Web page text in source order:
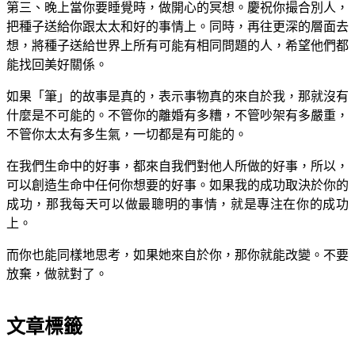
第三、晚上當你要睡覺時，做開心的冥想。慶祝你撮合別人，
把種子送給你跟太太和好的事情上。同時，再往更深的層面去
想，將種子送給世界上所有可能有相同問題的人，希望他們都
能找回美好關係。
如果「筆」的故事是真的，表示事物真的來自於我，那就沒有
什麼是不可能的。不管你的離婚有多糟，不管吵架有多嚴重，
不管你太太有多生氣，一切都是有可能的。
在我們生命中的好事，都來自我們對他人所做的好事，所以，
可以創造生命中任何你想要的好事。如果我的成功取決於你的
成功，那我每天可以做最聰明的事情，就是專注在你的成功
上。
而你也能同樣地思考，如果她來自於你，那你就能改變。不要
放棄，做就對了。
文章標籤